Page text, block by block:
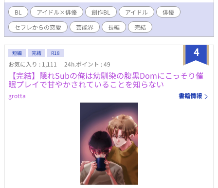
BL アイドル×俳優 創作BL アイドル
俳優
セフレからの恋愛
芸能界 長編 完結
4
短編 完結 R18
お気に入り : 1,111 24h.ポイント : 49
【完結】隠れSubの俺は幼馴染の腹黒Domにこっそり催
眠プレイで甘やかされていることを知らない
grotta 書籍情報